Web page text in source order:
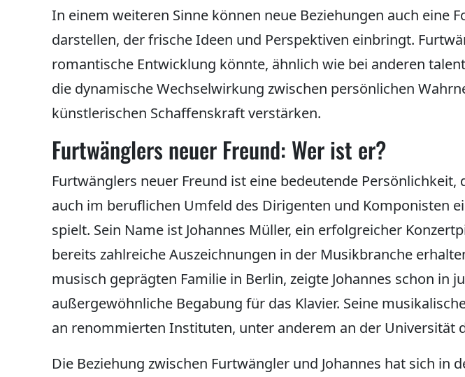
In einem weiteren Sinne können neue Beziehungen auch eine
darstellen, der frische Ideen und Perspektiven einbringt.
romantische Entwicklung könnte, ähnlich wie bei anderen
die dynamische Wechselwirkung zwischen persönlichen
künstlerischen Schaffenskraft verstärken.
Furtwänglers neuer Freund: Wer ist er?
Furtwänglers neuer Freund ist eine bedeutende Persönlichkeit,
auch im beruflichen Umfeld des Dirigenten und Komponisten
spielt. Sein Name ist Johannes Müller, ein erfolgreicher
bereits zahlreiche Auszeichnungen in der Musikbranche
musisch geprägten Familie in Berlin, zeigte Johannes schon in
außergewöhnliche Begabung für das Klavier. Seine
an renommierten Instituten, unter anderem an der Universität
Die Beziehung zwischen Furtwängler und Johannes hat sich in